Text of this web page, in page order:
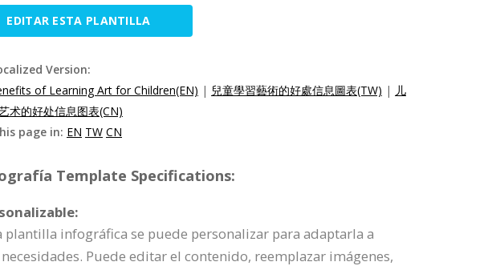
EDITAR ESTA PLANTILLA
Version:
of Learning Art for Children(EN) | 兒童學習藝術的好處信息圖表(TW) | 儿
术的好处信息图表(CN)
page in: EN TW CN
Template Specifications:
plantilla infográfica se puede personalizar para adaptarla a
Puede editar el contenido, reemplazar imágenes,